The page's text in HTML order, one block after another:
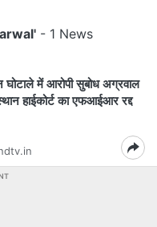
- 1 News
में आरोपी सुबोध अग्रवाल
हाईकोर्ट का एफआईआर रद्द